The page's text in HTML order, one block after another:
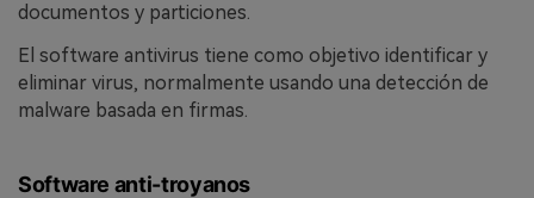
documentos y particiones.
El software antivirus tiene como objetivo identificar y
eliminar virus, normalmente usando una detección de
malware basada en firmas.
Software anti-troyanos